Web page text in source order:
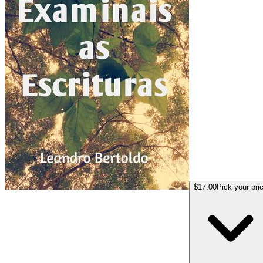
$17.00Pick your